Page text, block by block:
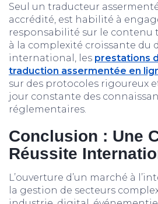
Seul un traducteur
accrédité, est habilité à
responsabilité sur le contenu
à la complexité croissante du
international, les prestations
traduction assermentée en
sur des protocoles rigoureux
jour constante des
réglementaires.
Conclusion : Une
Réussite
L’ouverture d’un marché à
la gestion de secteurs